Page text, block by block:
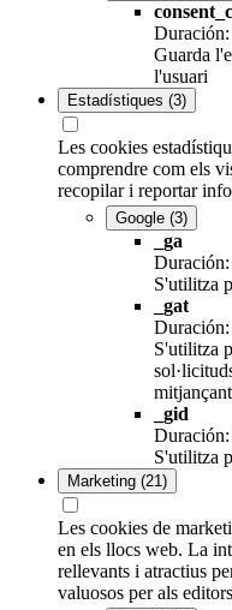
Guarda
l'usuari
Estadístiques (3)
Les cookies
comprendre com els
recopilar i reportar
Google (3)
_ga
S'utilitza
_gat
S'utilitza
_gid
S'utilitza
Marketing (21)
Les cookies de
en els llocs web. La
rellevants i atractius
valuosos per als